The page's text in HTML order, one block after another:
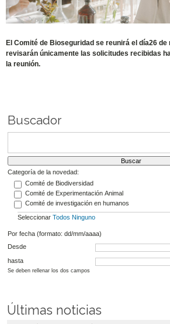
El Comité de Bioseguridad se reunirá el día26 de
revisarán únicamente las solicitudes recibidas
la reunión.
Buscador
Categoría de la novedad:
Comité de Biodiversidad
Comité de Experimentación Animal
Comité de investigación en humanos
Seleccionar Todos Ninguno
Por fecha (formato: dd/mm/aaaa)
Desde
hasta
Se deben rellenar los dos campos
Últimas noticias